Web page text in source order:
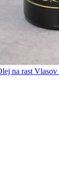
na rast Vlasov